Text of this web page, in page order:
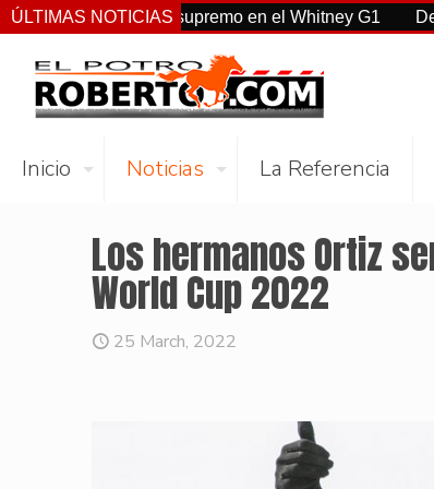
ÚLTIMAS NOTICIAS
supremo en el Whitney G1
Inicio Noticias La Referencia
Los hermanos Ortiz
World Cup 2022
25 March, 2022